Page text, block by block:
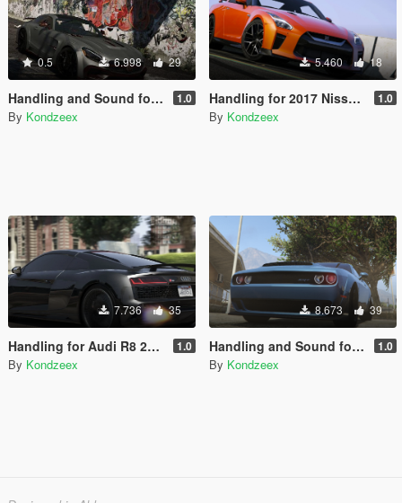
0.5 6.998 29
Handling and Sound for Mercedes-AMG GT S Mansory 1.0
By Kondzeex
5.460 18
Handling for 2017 Nissan GTR 1.0
By Kondzeex
7.736 35
Handling for Audi R8 2020 1.0
By Kondzeex
8.673 39
Handling and Sound for 2018 Dodge Challenger SRT Demon 1.0
By Kondzeex